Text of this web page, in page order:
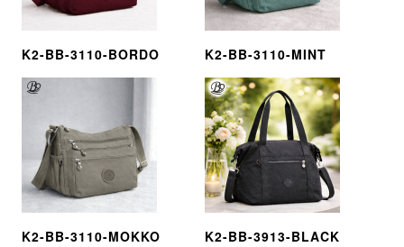
K2-BB-3110-BORDO K2-BB-3110-MINT
K2-BB-3110-MOKKO K2-BB-3913-BLACK